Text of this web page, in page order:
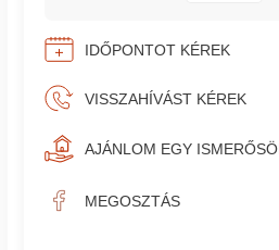
IDŐPONTOT KÉREK
VISSZAHÍVÁST KÉREK
AJÁNLOM EGY
MEGOSZTÁS